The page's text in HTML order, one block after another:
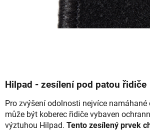
Hilpad - zesílení pod patou řidiče
Pro zvýšení odolnosti nejvíce namáhané
může být koberec řidiče vybaven
výztuhou Hilpad. Tento zesílený prvek